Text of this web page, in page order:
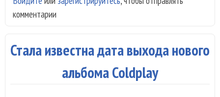
комментарии
Стала известна дата выхода нового
альбома Coldplay